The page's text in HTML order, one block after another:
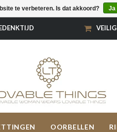
OORBELLEN
te verbeteren. Is dat akkoord? Ja